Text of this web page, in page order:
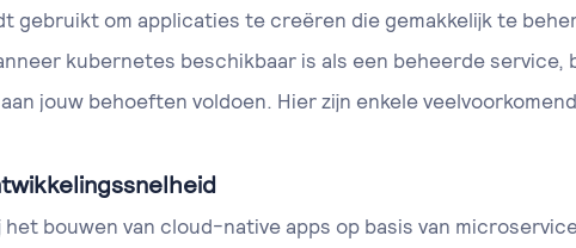
gebruikt om applicaties te creëren die gemakkelijk te
kubernetes beschikbaar is als een beheerde service,
jouw behoeften voldoen. Hier zijn enkele
bouwen van cloud-native apps op basis van